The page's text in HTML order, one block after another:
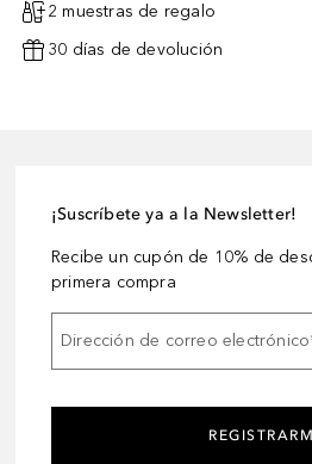
2 muestras de regalo
30 días de devolución
¡Suscríbete ya a la Newsletter!
Recibe un cupón de 10% de
primera compra
Dirección de correo electrónico